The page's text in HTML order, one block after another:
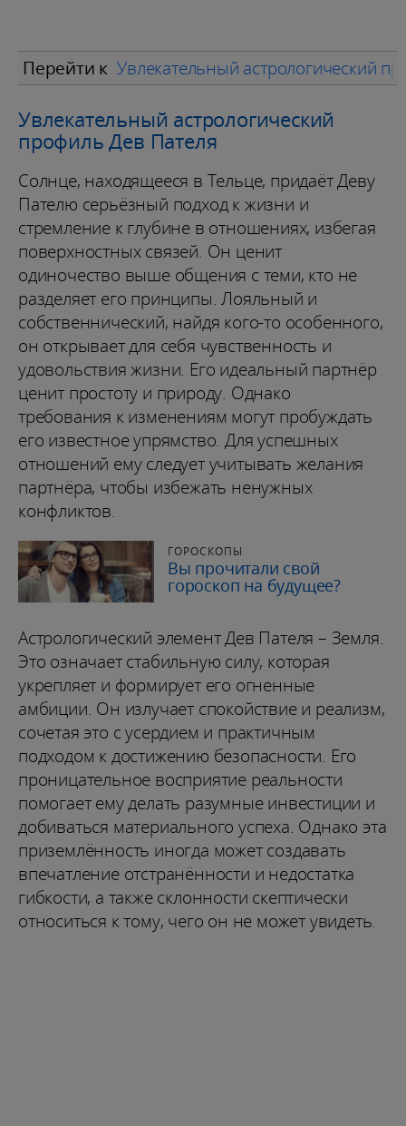
Перейти к Увлекательный астрологический
Увлекательный астрологический
профиль Дев Пателя
Солнце, находящееся в Тельце, придаёт Деву
Пателю серьёзный подход к жизни и
стремление к глубине в отношениях, избегая
поверхностных связей. Он ценит
одиночество выше общения с теми, кто не
разделяет его принципы. Лояльный и
собственнический, найдя кого-то особенного,
он открывает для себя чувственность и
удовольствия жизни. Его идеальный партнёр
ценит простоту и природу. Однако
требования к изменениям могут пробуждать
его известное упрямство. Для успешных
отношений ему следует учитывать желания
партнёра, чтобы избежать ненужных
конфликтов.
ГОРОСКОПЫ
Вы прочитали свой
гороскоп на будущее?
Астрологический элемент Дев Пателя – Земля.
Это означает стабильную силу, которая
укрепляет и формирует его огненные
амбиции. Он излучает спокойствие и реализм,
сочетая это с усердием и практичным
подходом к достижению безопасности. Его
проницательное восприятие реальности
помогает ему делать разумные инвестиции и
добиваться материального успеха. Однако эта
приземлённость иногда может создавать
впечатление отстранённости и недостатка
гибкости, а также склонности скептически
относиться к тому, чего он не может увидеть.